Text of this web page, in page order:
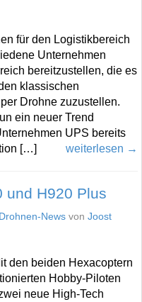
für den Logistikbereich
Unternehmen
bereitzustellen, die es
klassischen
Drohne zuzustellen.
ein neuer Trend
UPS bereits
[…]
weiterlesen →
und H920 Plus
Drohnen-News von Joost
den beiden Hexacoptern
Hobby-Piloten
neue High-Tech